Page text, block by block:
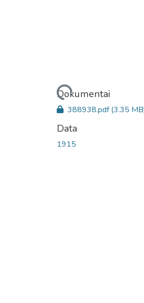
Įkeliama...
Dokumentai
388938.pdf(3.35
Data
1915